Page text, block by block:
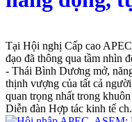
Tại Hội nghị Cấp cao
đạo đã thông qua tầm nhìn
- Thái Bình Dương mở,
thịnh vượng của tất cả
quan trọng nhất trong
Diễn đàn Hợp tác kinh tế